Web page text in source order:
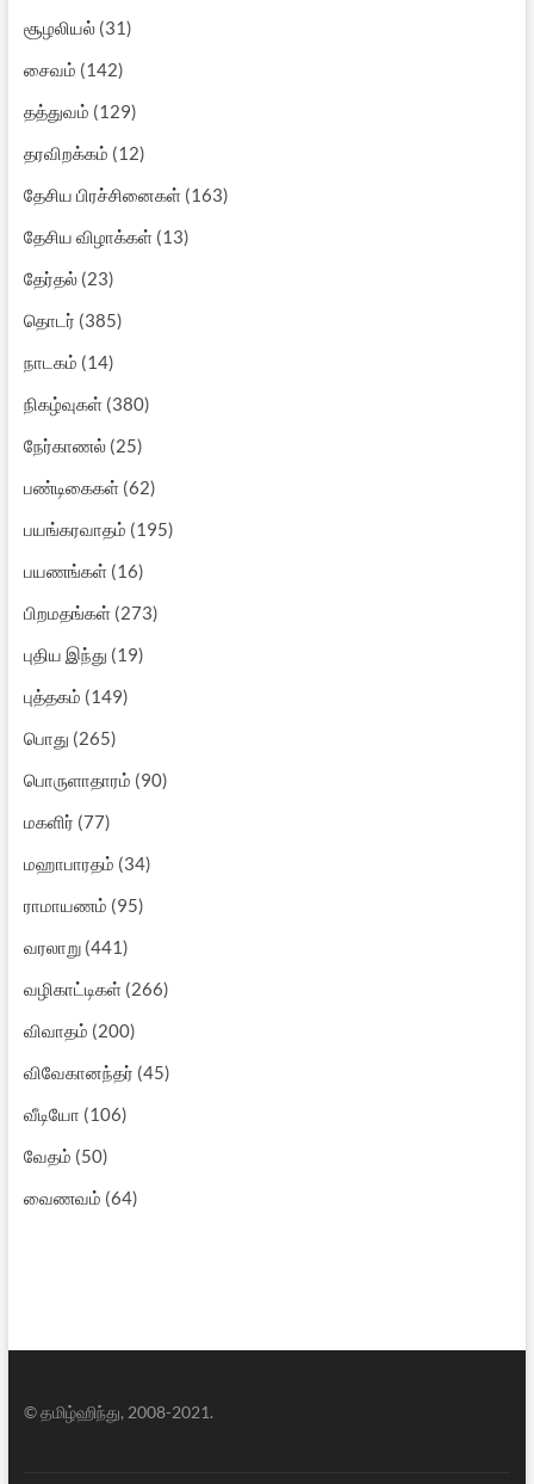
சூழலியல்(31)
சைவம் (142)
தத்துவம் (129)
தரவிறக்கம் (12)
தேசிய பிரச்சினைகள்(163)
தேசிய விழாக்கள்(13)
தேர்தல்(23)
தொடர் (385)
நாடகம் (14)
நிகழ்வுகள்(380)
நேர்காணல்(25)
பண்டிகைகள்(62)
பயங்கரவாதம் (195)
பயணங்கள்(16)
பிறமதங்கள்(273)
புதிய இந்து (19)
புத்தகம் (149)
பொது (265)
பொருளாதாரம் (90)
மகளிர் (77)
மஹாபாரதம் (34)
ராமாயணம் (95)
வரலாறு(441)
வழிகாட்டிகள்(266)
விவாதம் (200)
விவேகானந்தர் (45)
வீடியோ (106)
வேதம் (50)
வைணவம் (64)
© தமிழ்ஹிந்து, 2008-2021.